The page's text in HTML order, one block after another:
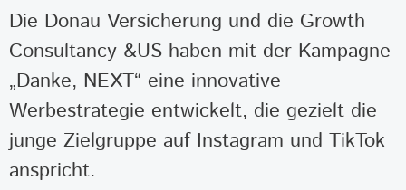
Die Donau Versicherung und die Growth
Consultancy &US haben mit der Kampagne
„Danke, NEXT“ eine innovative
Werbestrategie entwickelt, die gezielt die
junge Zielgruppe auf Instagram und TikTok
anspricht.